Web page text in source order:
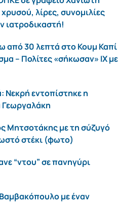
λίρες, συνομιλίες
ιατροδικαστή!
από 30 λεπτά στο Κουμ Καπί
– Πολίτες «σήκωσαν» ΙΧ με
Νεκρή εντοπίστηκε η
Γεωργαλάκη
Μητσοτάκης με τη σύζυγό
στέκι (φωτο)
“ντου” σε πανηγύρι
με έναν